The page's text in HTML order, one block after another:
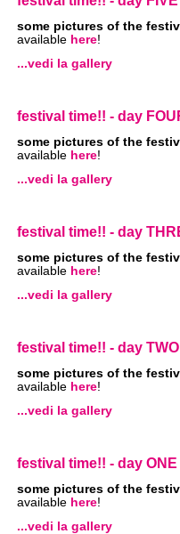
some pictures of the
available here!
...vedi la gallery
festival time!! - day
some pictures of the
available here!
...vedi la gallery
festival time!! - day
some pictures of the
available here!
...vedi la gallery
festival time!! - day
some pictures of the
available here!
...vedi la gallery
festival time!! - day ONE
some pictures of the
available here!
...vedi la gallery